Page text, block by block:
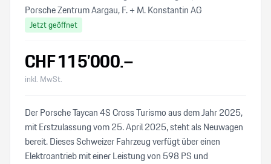
Porsche Zentrum Aargau, F. + M. Konstantin AG
Jetzt geöffnet
CHF115’000.–
inkl. MwSt.
Der Porsche Taycan 4S Cross Turismo aus dem Jahr 2025,
mit Erstzulassung vom 25. April 2025, steht als Neuwagen
bereit. Dieses Schweizer Fahrzeug verfügt über einen
Elektroantrieb mit einer Leistung von 598 PS und